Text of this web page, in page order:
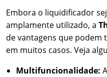
Embora o liquidificador
amplamente utilizado, a
de vantagens que
em muitos casos. Veja
Multifuncionalidade: A